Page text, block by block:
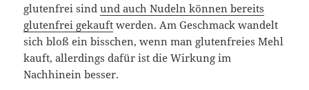
glutenfrei sindund auch Nudeln können bereits
glutenfrei gekauft werden. Am Geschmack wandelt
sich bloß ein bisschen, wenn man glutenfreies Mehl
kauft, allerdings dafür ist die Wirkung im
Nachhinein besser.